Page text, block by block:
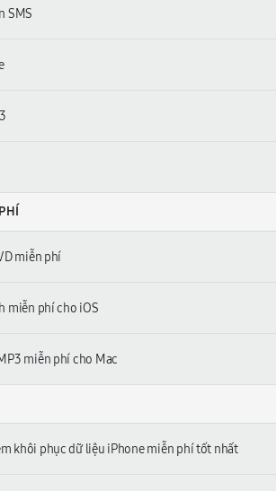
SMS
miễn phí
miễn phí cho iOS
miễn phí cho Mac
khôi phục dữ liệu iPhone miễn phí tốt nhất